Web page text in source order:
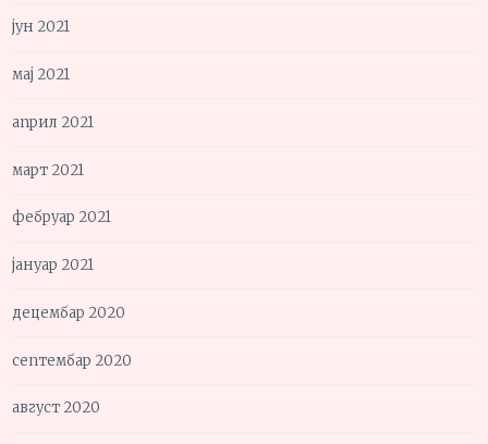
јун 2021
мај 2021
април 2021
март 2021
фебруар 2021
јануар 2021
децембар 2020
септембар 2020
август 2020